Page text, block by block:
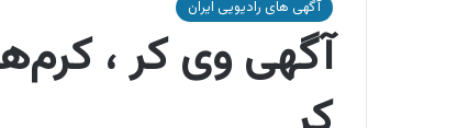
آگهی های رادیویی ایران
آگهی وی کر ،